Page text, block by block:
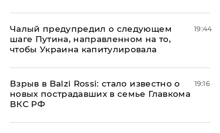
Чалый предупредил о следующем
шаге Путина, направленном на то,
чтобы Украина капитулировала
19:44
Взрыв в Balzi Rossi: стало известно о
новых пострадавших в семье Главкома
ВКС РФ
19:16